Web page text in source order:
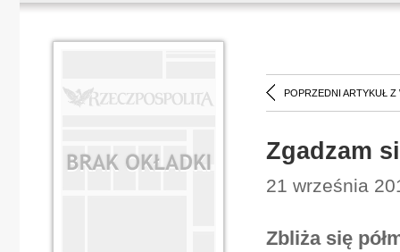
POPRZEDNI ARTYKUŁ Z
Zgadzam
21 września
Zbliża się